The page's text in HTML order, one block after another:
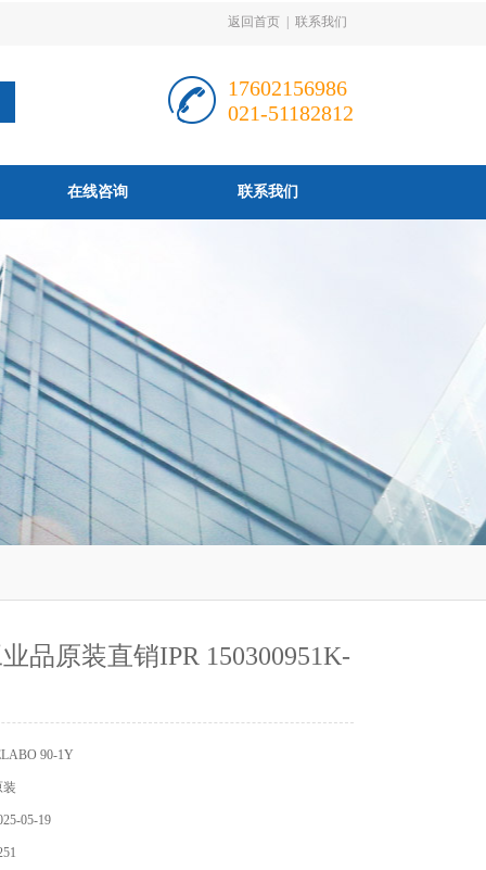
返回首页 联系我们
17602156986
021-51182812
在线咨询 联系我们
品原装直销IPR 150300951K-
90-1Y
装
05-19